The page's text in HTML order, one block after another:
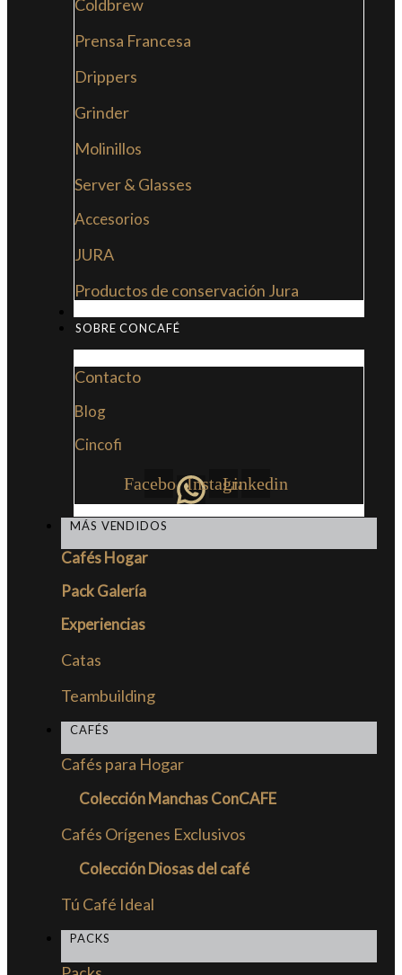
Coldbrew
Prensa Francesa
Drippers
Grinder
Molinillos
Server & Glasses
Accesorios
JURA
Productos de conservación Jura
SOBRE CONCAFÉ
Contacto
Blog
Cincofi
FacebookInstagram
Linkedin
MÁS VENDIDOS
Cafés Hogar
Pack Galería
Experiencias
Catas
Teambuilding
CAFÉS
Cafés para Hogar
Colección Manchas ConCAFE
Cafés Orígenes Exclusivos
Colección Diosas del café
Tú Café Ideal
PACKS